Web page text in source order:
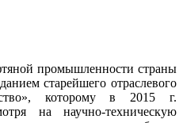
промышленности страны
старейшего отраслевого
которому в 2015 г.
на научно-техническую